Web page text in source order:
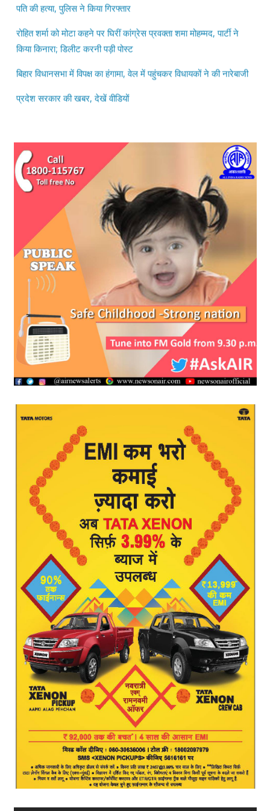
रोहित शर्मा को मोटा कहने पर घिरीं कांग्रेस प्रवक्ता शमा मोहम्मद, पार्टी ने
किया किनारा; डिलीट करनी पड़ी पोस्ट
बिहार विधानसभा में विपक्ष का हंगामा, वेल में पहुंचकर विधायकों ने की नारेबाजी
प्रदेश सरकार की खबर, देखें वीडियों